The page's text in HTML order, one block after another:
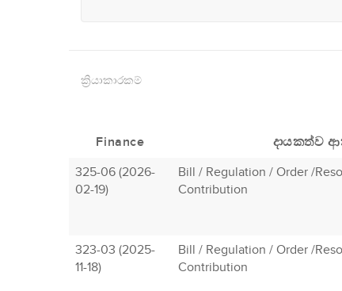
ක්‍රියාකාරකම්
Finance දායකත්ව
325-06 (2026-
02-19)
Bill / Regulation / Order /
Contribution
323-03 (2025-
11-18)
Bill / Regulation / Order /
Contribution